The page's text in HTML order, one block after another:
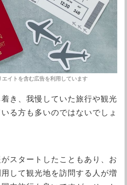
き、我慢していた旅行や観光
る方も多いのではないでしょ
スタートしたこともあり、お
して観光地を訪問する人が増